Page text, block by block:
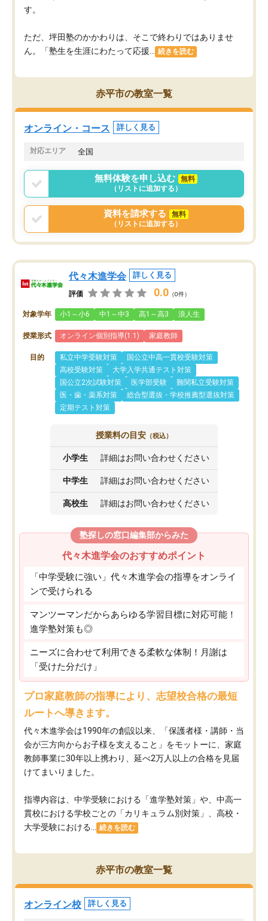
す。
ただ、坪田塾のかかわりは、そこで終わりではありませ
ん。「塾生を生涯にわたって応援...
続きを読む
赤平市の教室一覧
オンライン・コース 詳しく見る
対応エリア 全国
無料体験を申し込む
無料
（リストに追加する）
資料を請求する
無料
（リストに追加する）
代々木進学会 詳しく見る
評価 0.0 （0件）
対象学年 小1～小6 中1～中3 高1～高3 浪人生
授業形式 オンライン個別指導(1:1) 家庭教師
目的 私立中学受験対策
国公立中高一貫校受験対策
高校受験対策
大学入学共通テスト対策
国公立2次試験対策
医学部受験
難関私立受験対策
医・歯・薬系対策
総合型選抜・学校推薦型選抜対策
定期テスト対策
授業料の目安 （税込）
小学生 詳細はお問い合わせください
中学生 詳細はお問い合わせください
高校生 詳細はお問い合わせください
塾探しの窓口編集部からみた
代々木進学会のおすすめポイント
「中学受験に強い」代々木進学会の指導をオンライ
ンで受けられる
マンツーマンだからあらゆる学習目標に対応可能！
進学塾対策も◎
ニーズに合わせて利用できる柔軟な体制！月謝は
「受けた分だけ」
プロ家庭教師の指導により、志望校合格の最短
ルートへ導きます。
代々木進学会は1990年の創設以来、「保護者様・講師・当
会が三方向からお子様を支えること」をモットーに、家庭
教師事業に30年以上携わり、延べ2万人以上の合格を見届
けてまいりました。
指導内容は、中学受験における「進学塾対策」や、中高一
貫校における学校ごとの「カリキュラム別対策」、高校・
大学受験における...
続きを読む
赤平市の教室一覧
オンライン校 詳しく見る